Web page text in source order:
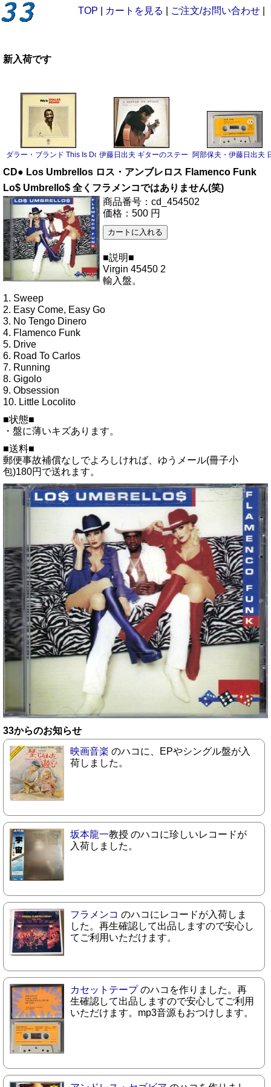
TOP カートを見る ご注文/お問い合わせ
新入荷です
ダラー・ブランド This Is Dollar Brand LP伊藤日出夫 ギターのステージ LP阿部保夫・伊藤日出夫
CD● Los Umbrellos ロス・アンブレロス Flamenco Funk
Lo$ Umbrello$ 全くフラメンコではありません(笑)
商品番号：cd_454502
価格：500 円
■説明■
Virgin 45450 2
輸入盤。
1. Sweep
2. Easy Come, Easy Go
3. No Tengo Dinero
4. Flamenco Funk
5. Drive
6. Road To Carlos
7. Running
8. Gigolo
9. Obsession
10. Little Locolito
■状態■
・盤に薄いキズあります。
■送料■
郵便事故補償なしでよろしければ、ゆうメール(冊子小
包)180円で送れます。
33からのお知らせ
映画音楽 のハコに、EPやシングル盤が入
荷しました。
坂本龍一教授 のハコに珍しいレコードが
入荷しました。
フラメンコ のハコにレコードが入荷しま
した。再生確認して出品しますので安心し
てご利用いただけます。
カセットテープのハコを作りました。再
生確認して出品しますので安心してご利用
いただけます。mp3音源もおつけします。